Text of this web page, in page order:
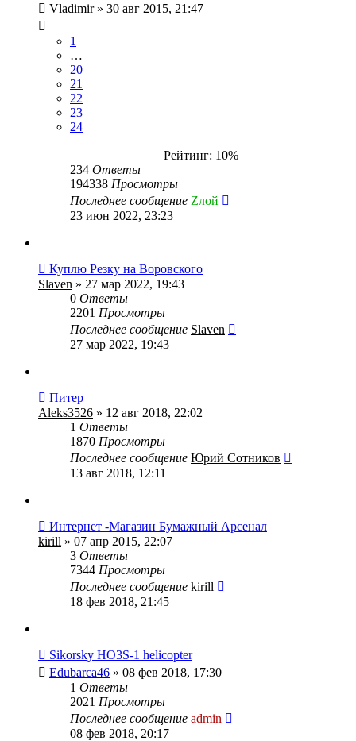
Vladimir» 30 авг 2015, 21:47
1
…
20
21
22
23
24
Рейтинг: 10%
234 Ответы
194338 Просмотры
Последнее сообщение Zлой
23 июн 2022, 23:23
Куплю Резку на Воровского
Slaven » 27 мар 2022, 19:43
0 Ответы
2201 Просмотры
Последнее сообщение Slaven
27 мар 2022, 19:43
Питер
Aleks3526 » 12 авг 2018, 22:02
1 Ответы
1870 Просмотры
Последнее сообщение Юрий Сотников
13 авг 2018, 12:11
Интернет -Магазин Бумажный Арсенал
kirill » 07 апр 2015, 22:07
3 Ответы
7344 Просмотры
Последнее сообщение kirill
18 фев 2018, 21:45
Sikorsky HO3S-1 helicopter
Edubarca46 » 08 фев 2018, 17:30
1 Ответы
2021 Просмотры
Последнее сообщение admin
08 фев 2018, 20:17